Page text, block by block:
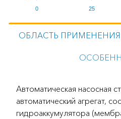
0 25
ОБЛАСТЬ ПРИМЕНЕНИЯ
Автоматическая насосная
автоматический агрегат,
гидроаккумулятора